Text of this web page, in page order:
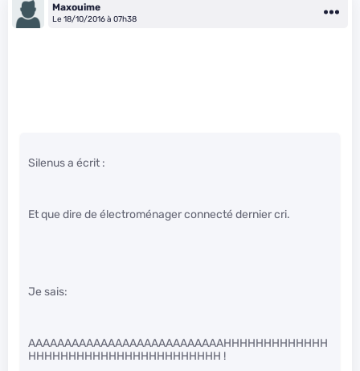
Maxouime
Le 18/10/2016 à 07h38
Silenus a écrit :
Et que dire de électroménager connecté dernier cri.
Je sais:
AAAAAAAAAAAAAAAAAAAAAAAAAAAHHHHHHHHHHHHH
HHHHHHHHHHHHHHHHHHHHHHHH !